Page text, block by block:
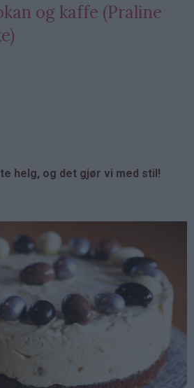
og kaffe (Praline
helg, og det gjør vi med stil!